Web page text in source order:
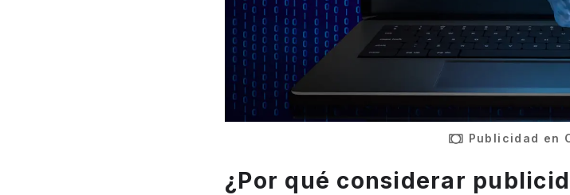
Publicidad en
¿Por qué considerar